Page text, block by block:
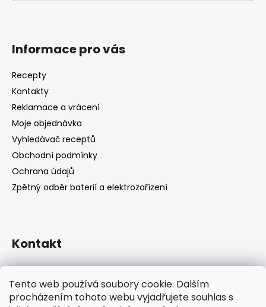
Tento web používá soubory cookie. Dalším
procházením tohoto webu vyjadřujete souhlas s
Informace pro vás
Recepty
Kontakty
Reklamace a vrácení
Moje objednávka
Vyhledávač receptů
Obchodní podmínky
Ochrana údajů
Zpětný odběr baterií a elektrozařízení
Kontakt